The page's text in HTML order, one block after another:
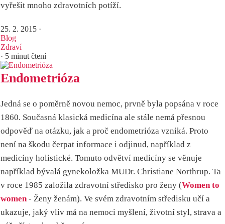
vyřešit mnoho zdravotních potíží.
25. 2. 2015 ·
Blog
Zdraví
· 5 minut čtení
Endometrióza
Jedná se o poměrně novou nemoc, prvně byla popsána v roce
1860. Současná klasická medicína ale stále nemá přesnou
odpověď na otázku, jak a proč endometrióza vzniká. Proto
není na škodu čerpat informace i odjinud, například z
medicíny holistické. Tomuto odvětví medicíny se věnuje
například bývalá gynekoložka MUDr. Christiane Northrup. Ta
v roce 1985 založila zdravotní středisko pro ženy (Women to
women- Ženy ženám). Ve svém zdravotním středisku učí a
ukazuje, jaký vliv má na nemoci myšlení, životní styl, strava a